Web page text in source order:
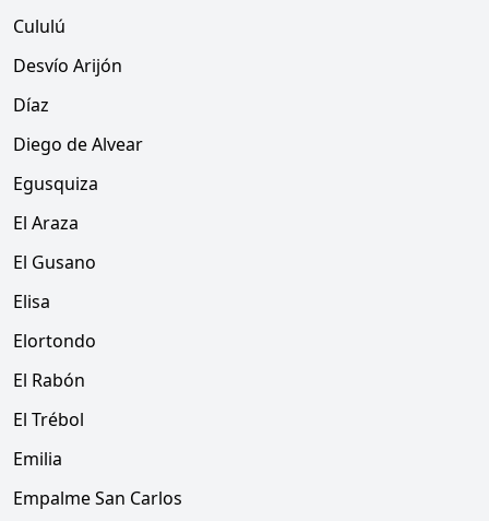
Cululú
Desvío Arijón
Díaz
Diego de Alvear
Egusquiza
El Araza
El Gusano
Elisa
Elortondo
El Rabón
El Trébol
Emilia
Empalme San Carlos